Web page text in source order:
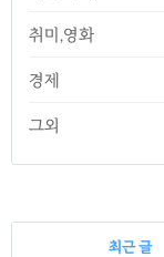
취미,영화
경제
그외
최근 글